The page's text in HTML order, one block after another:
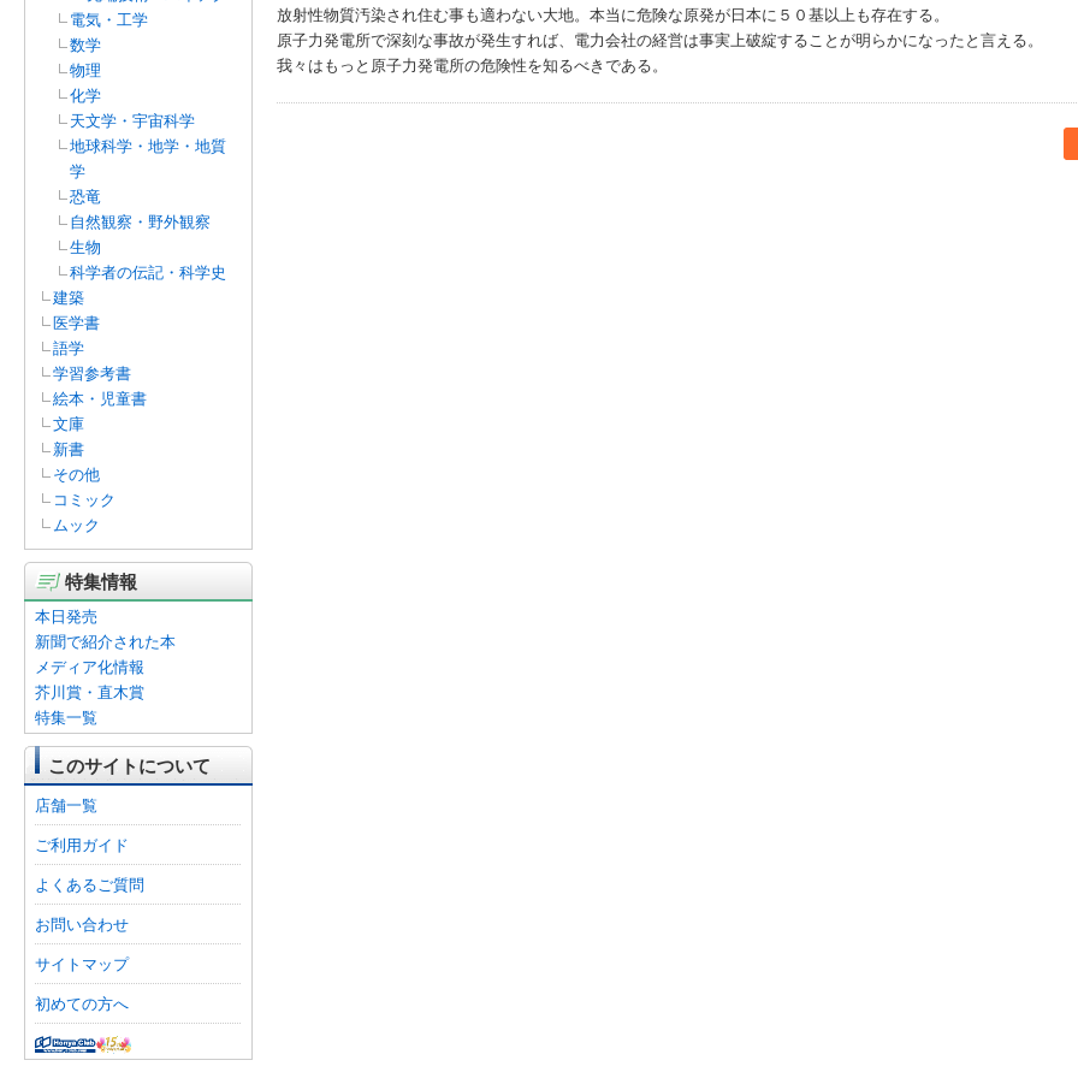
電気・工学
数学
物理
化学
天文学・宇宙科学
地球科学・地学・地質
学
恐竜
自然観察・野外観察
生物
科学者の伝記・科学史
建築
医学書
語学
学習参考書
絵本・児童書
文庫
新書
その他
コミック
ムック
特集情報
本日発売
新聞で紹介された本
メディア化情報
芥川賞・直木賞
特集一覧
このサイトについて
店舗一覧
ご利用ガイド
よくあるご質問
お問い合わせ
サイトマップ
初めての方へ
放射性物質汚染され住む事も適わない大地。本当に危険な原発が日本に５０基以上も存在する。
原子力発電所で深刻な事故が発生すれば、電力会社の経営は事実上破綻することが明らかになったと言える。
我々はもっと原子力発電所の危険性を知るべきである。